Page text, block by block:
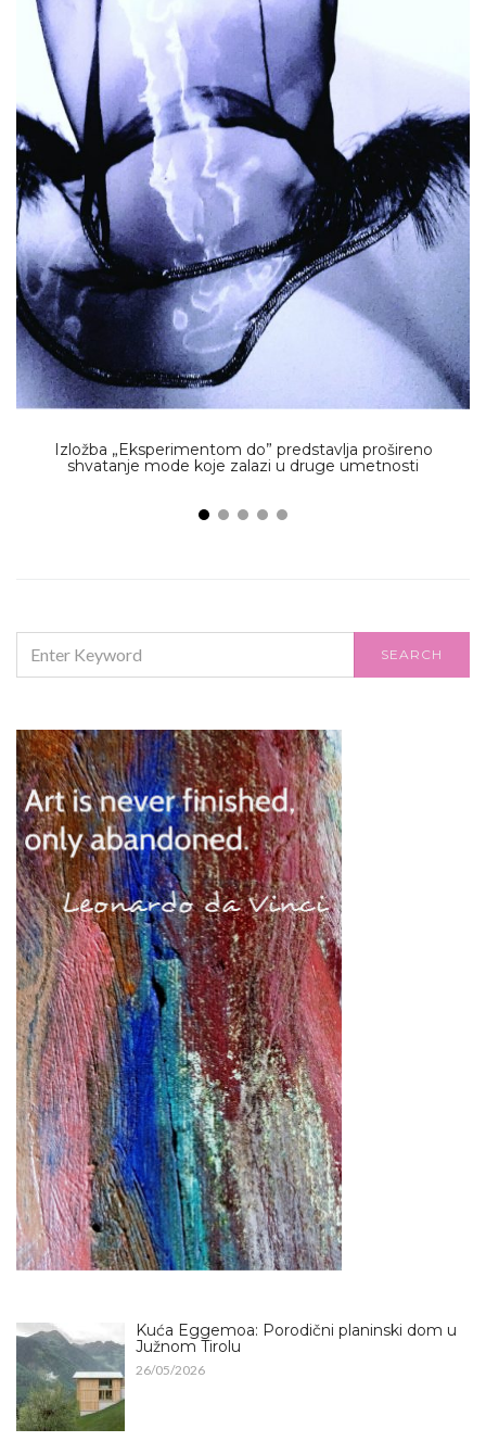
Izložba „Eksperimentom do” predstavlja prošireno
shvatanje mode koje zalazi u druge umetnosti
FOR:
SEARCH
Kuća Eggemoa: Porodični planinski dom u
Južnom Tirolu
26/05/2026